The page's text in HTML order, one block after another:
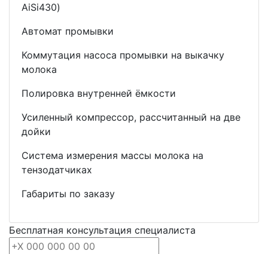
AiSi430)
Автомат промывки
Коммутация насоса промывки на выкачку
молока
Полировка внутренней ёмкости
Усиленный компрессор, рассчитанный на две
дойки
Система измерения массы молока на
тензодатчиках
Габариты по заказу
Бесплатная консультация специалиста